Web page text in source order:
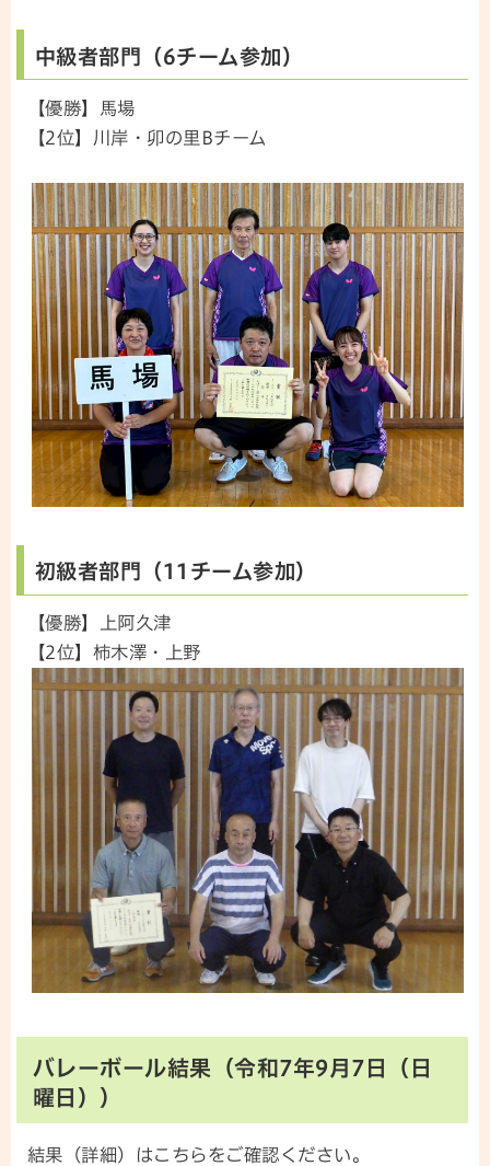
中級者部門（6チーム参加）
【優勝】馬場
【2位】川岸・卯の里Bチーム
初級者部門（11チーム参加）
【優勝】上阿久津
【2位】柿木澤・上野
バレーボール結果（令和7年9月7日（日
曜日））
結果（詳細）はこちらをご確認ください。